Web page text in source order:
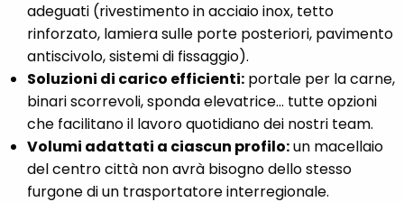
adeguati (rivestimento in acciaio inox, tetto
rinforzato, lamiera sulle porte posteriori, pavimento
antiscivolo, sistemi di fissaggio).
Soluzioni di carico efficienti: portale per la carne,
binari scorrevoli, sponda elevatrice... tutte opzioni
che facilitano il lavoro quotidiano dei nostri team.
Volumi adattati a ciascun profilo:un macellaio
del centro città non avrà bisogno dello stesso
furgone di un trasportatore interregionale.